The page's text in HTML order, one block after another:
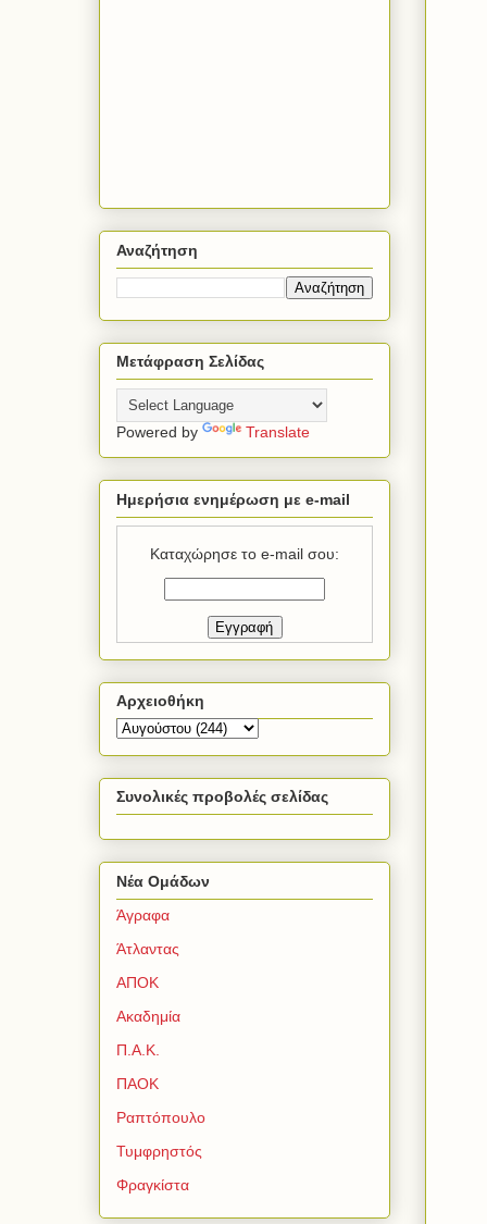
Αναζήτηση
Μετάφραση Σελίδας
Powered by Translate
Ημερήσια ενημέρωση με e-mail
Καταχώρησε το e-mail σου:
Αρχειοθήκη
Συνολικές προβολές σελίδας
Νέα Ομάδων
Άγραφα
Άτλαντας
ΑΠΟΚ
Ακαδημία
Π.Α.Κ.
ΠΑΟΚ
Ραπτόπουλο
Τυμφρηστός
Φραγκίστα